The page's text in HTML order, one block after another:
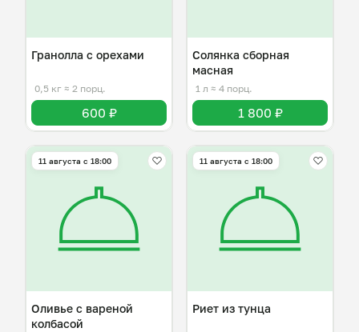
Гранолла с орехами
0,5 кг ≈ 2 порц.
600 ₽
Солянка сборная
масная
1 л ≈ 4 порц.
1 800 ₽
11 августа с 18:00
Оливье с вареной
колбасой
11 августа с 18:00
Риет из тунца